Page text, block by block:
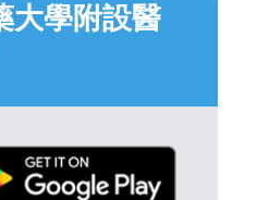
大學附設醫